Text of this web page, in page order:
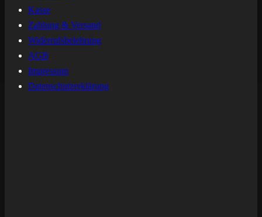
Kasse
Zahlung & Versand
Widerrufsbelehrung
AGB
Impressum
Datenschutzerklärung